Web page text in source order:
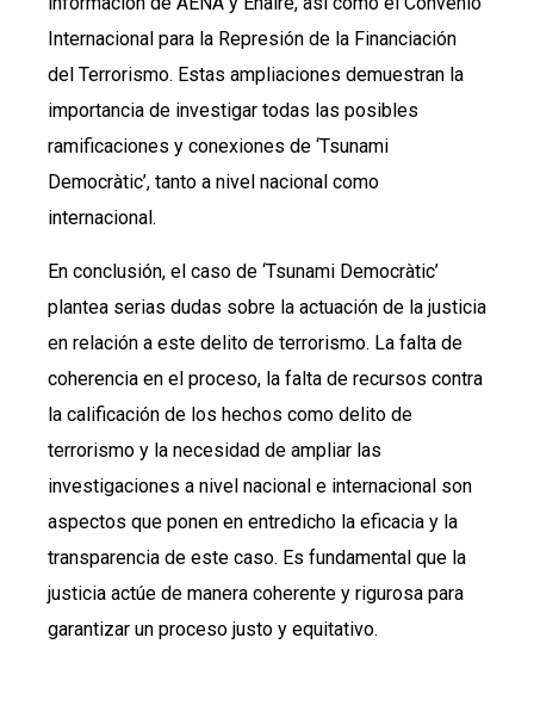
Internacional para la Represión de la Financiación
del Terrorismo. Estas ampliaciones demuestran la
importancia de investigar todas las posibles
ramificaciones y conexiones de ‘Tsunami
Democràtic’, tanto a nivel nacional como
internacional.
En conclusión, el caso de ‘Tsunami Democràtic’
plantea serias dudas sobre la actuación de la justicia
en relación a este delito de terrorismo. La falta de
coherencia en el proceso, la falta de recursos contra
la calificación de los hechos como delito de
terrorismo y la necesidad de ampliar las
investigaciones a nivel nacional e internacional son
aspectos que ponen en entredicho la eficacia y la
transparencia de este caso. Es fundamental que la
justicia actúe de manera coherente y rigurosa para
garantizar un proceso justo y equitativo.